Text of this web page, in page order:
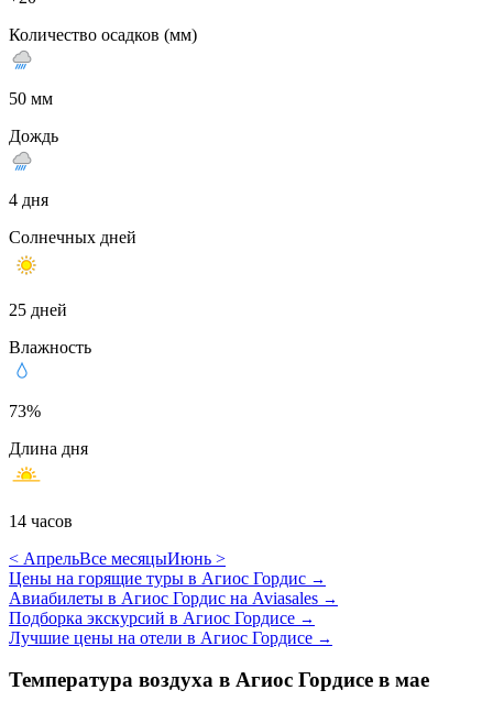
Количество осадков (мм)
50 мм
Дождь
4 дня
Солнечных дней
25 дней
Влажность
73%
Длина дня
14 часов
< АпрельВсе месяцыИюнь >
Цены на горящие туры в Агиос Гордис →
Авиабилеты в Агиос Гордис на Aviasales →
Подборка экскурсий в Агиос Гордисе →
Лучшие цены на отели в Агиос Гордисе →
Температура воздуха в Агиос Гордисе в мае